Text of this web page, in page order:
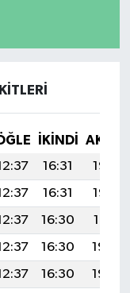
İKINDI
16:31
19:53
16:31
19:52
16:30
19:51
16:30
19:50
16:30
19:49